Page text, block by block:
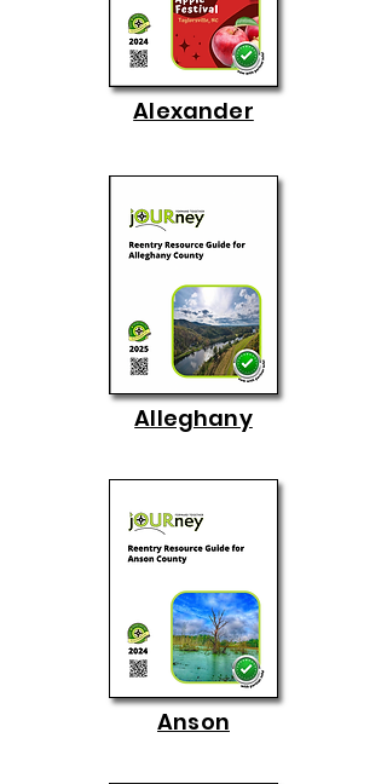
Alexander
Alleghany
Anson